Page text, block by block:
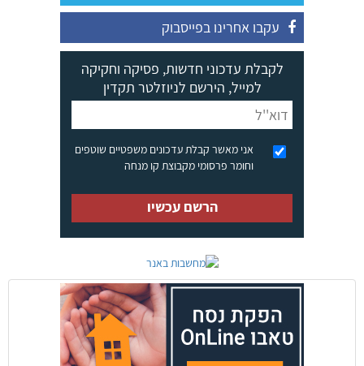
עקבו אחרינו בפייסבוק
לקבלת עדכוני חדשות, פסיקה וחקיקה
למייל, הירשם לניוזלטר תקדין
אני מאשר קבלת עדכונים משפטיים שוטפים
וחומר פרסומי מקבוצת קו מנחה
הרשם עכשיו